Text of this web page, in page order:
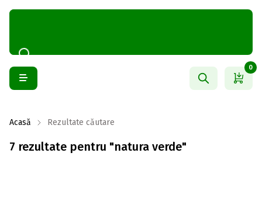
0
Acasă Rezultate căutare
7 rezultate pentru "natura verde"